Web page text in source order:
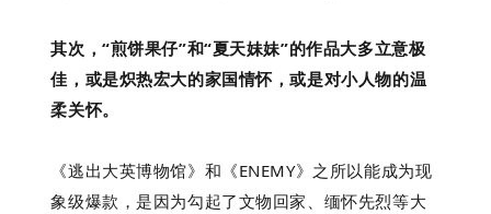
其次，“煎饼果仔”和“夏天妹妹”的作品大多立意极
佳，或是炽热宏大的家国情怀，或是对小人物的温
柔关怀。
《逃出大英博物馆》和《ENEMY》之所以能成为现
象级爆款，是因为勾起了文物回家、缅怀先烈等大